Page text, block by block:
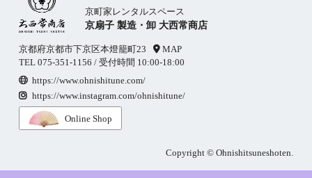
京町家レンタルスペース
京扇子 製造・卸 大西常商店
京都府京都市下京区本燈籠町23
MAP
TEL 075-351-1156 / 受付時間 10:00-18:00
https://www.ohnishitune.com/
https://www.instagram.com/ohnishitune/
Online Shop
Copyright © Ohnishitsuneshoten.